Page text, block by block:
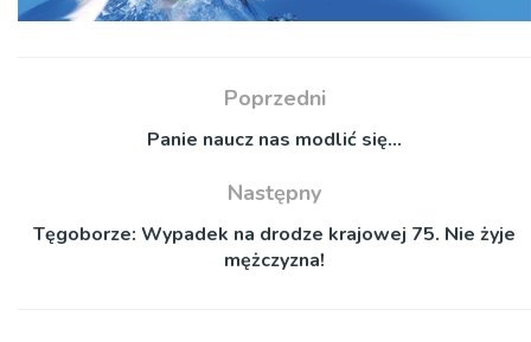
Poprzedni
Panie naucz nas modlić się…
Następny
Tęgoborze: Wypadek na drodze krajowej 75. Nie żyje
mężczyzna!